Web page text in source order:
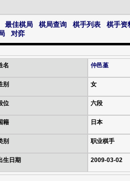
最佳棋局 棋局查询 棋手列表 棋手资
对弈
名 仲邑堇
别 女
位 六段
籍 日本
别 职业棋手
生日期 2009-03-02